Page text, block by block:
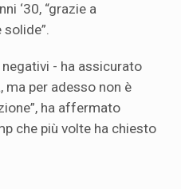
‘30, “grazie a
solide”.
- ha assicurato
per adesso non è
ha affermato
che più volte ha chiesto